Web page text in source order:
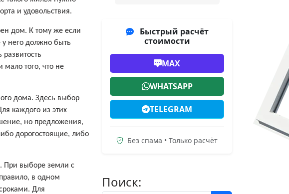
и удовольствия.
дом. К тому же если
у него должно быть
мало того, что не
дома. Здесь выбор
каждого из этих
но предложения,
дорогостоящие, либо
При выборе земли с
в одном
Для
Быстрый расчёт
стоимости
MAX
WHATSAPP
TELEGRAM
Без спама • Только расчёт
Поиск: